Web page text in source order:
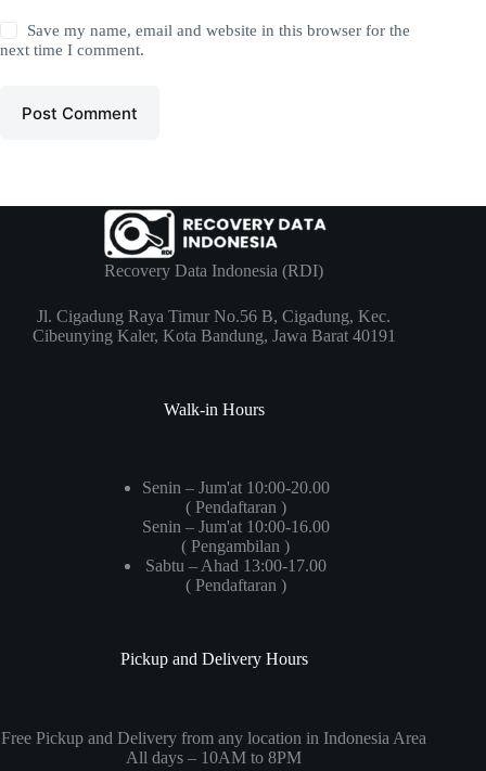
Save my name, email and website in this browser for the
next time I comment.
Post Comment
Recovery Data Indonesia (RDI)
Jl. Cigadung Raya Timur No.56 B, Cigadung, Kec.
Cibeunying Kaler, Kota Bandung, Jawa Barat 40191
Walk-in Hours
Senin – Jum'at 10:00-20.00
( Pendaftaran )
Senin – Jum'at 10:00-16.00
( Pengambilan )
Sabtu – Ahad 13:00-17.00
( Pendaftaran )
Pickup and Delivery Hours
Free Pickup and Delivery from any location in Indonesia Area
All days – 10AM to 8PM